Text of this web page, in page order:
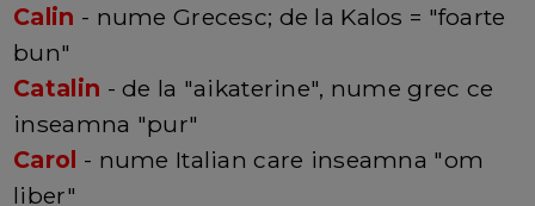
Calin - nume Grecesc; de la Kalos = "foarte
bun"
Catalin - de la "aikaterine", nume grec ce
inseamna "pur"
Carol - nume Italian care inseamna "om
liber"